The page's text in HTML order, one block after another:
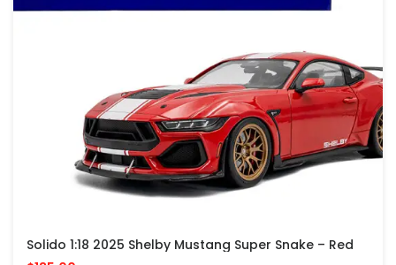
Solido 1:18 2025 Shelby Mustang Super Snake – Red